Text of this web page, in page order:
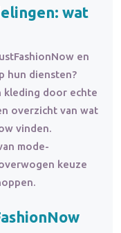
wat
en
hun diensten?
kleding door echte
overzicht van wat
vinden.
mode-
keuze